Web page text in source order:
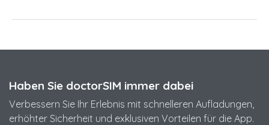
Haben Sie doctorSIM immer dabei
Verbessern Sie Ihr Erlebnis mit schnelleren Aufladungen,
erhöhter Sicherheit und exklusiven Vorteilen für die App.